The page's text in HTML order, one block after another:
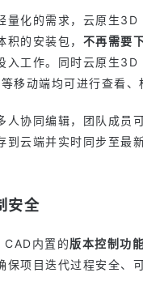
量化的需求，云原生
积的安装包， 不再需要
入工作。同时云原生3D
移动端均可进行查看、
人协同编辑，团队成员
到云端并实时同步至最
安全
内置的版本控制功能
保项目迭代过程安全、可